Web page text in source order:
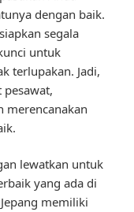
dengan baik.
segala
untuk
terlupakan. Jadi,
pesawat,
merencanakan
lewatkan untuk
yang ada di
memiliki